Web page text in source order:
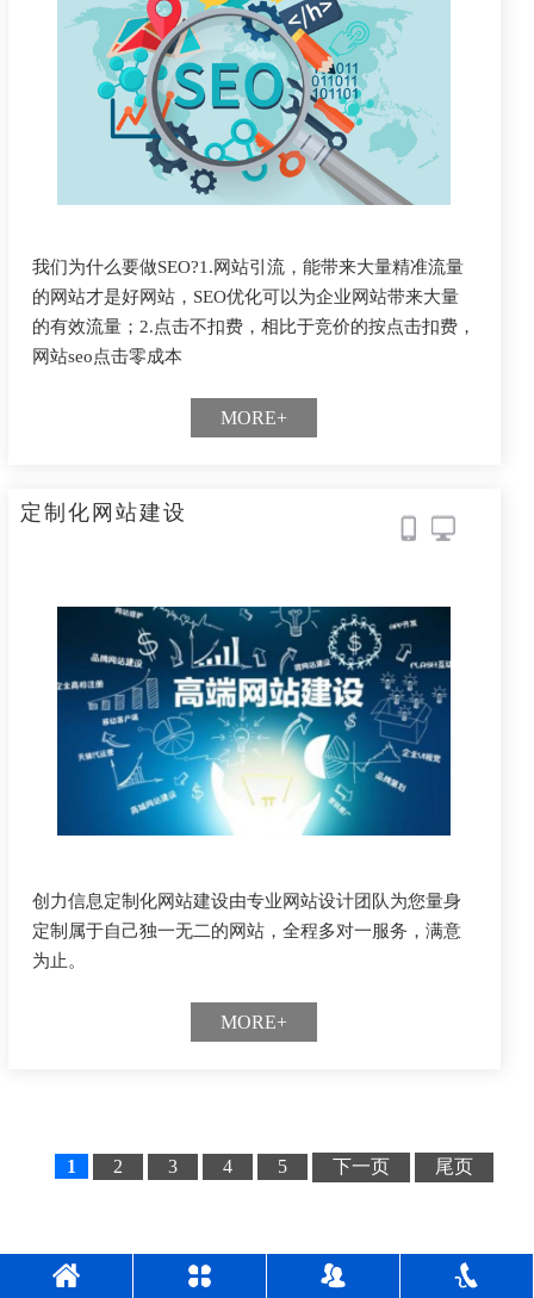
我们为什么要做SEO?1.网站引流，能带来大量精准流量
的网站才是好网站，SEO优化可以为企业网站带来大量
的有效流量；2.点击不扣费，相比于竞价的按点击扣费，
网站seo点击零成本
MORE+
定制化网站建设
创力信息定制化网站建设由专业网站设计团队为您量身
定制属于自己独一无二的网站，全程多对一服务，满意
为止。
MORE+
1 2 3 4 5 下一页 尾页